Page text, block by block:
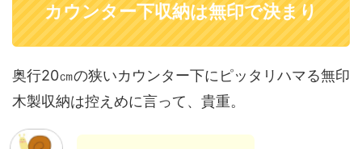
カウンター下収納は無印で決まり
奥行20㎝の狭いカウンター下にピッタリハマる無印
木製収納は控えめに言って、貴重。